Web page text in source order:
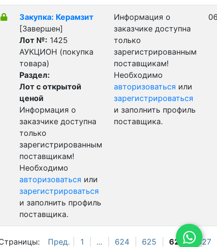
Пред. 1 ... 624 625 626 627
Закупка: Керамзит
[Завершен]
Лот №: 1425
АУКЦИОН (покупка
товара)
Раздел:
Лот с открытой
ценой
Информация о
заказчике доступна
только
зарегистрированным
поставщикам!
Необходимо
авторизоваться или
зарегистрироваться
и заполнить профиль
поставщика.
Информация о
заказчике доступна
только
зарегистрированным
поставщикам!
Необходимо
авторизоваться или
зарегистрироваться
и заполнить профиль
поставщика.